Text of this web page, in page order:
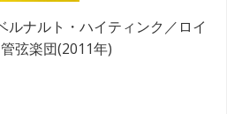
ナルト・ハイティンク／ロイ
弦楽団(2011年)